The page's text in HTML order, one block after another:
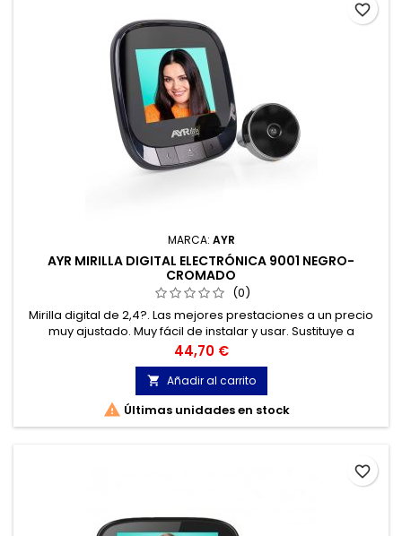
MARCA: AYR
AYR MIRILLA DIGITAL ELECTRÓNICA 9001 NEGRO-
CROMADO
(0)
Mirilla digital de 2,4?. Las mejores prestaciones a un precio
muy ajustado. Muy fácil de instalar y usar. Sustituye a
cualquier mirilla convencional. Una imagen muy clara incluso
con poca luz.
Precio
44,70 €
 Añadir al carrito
 Últimas unidades en stock
favorite_border
favorite_border